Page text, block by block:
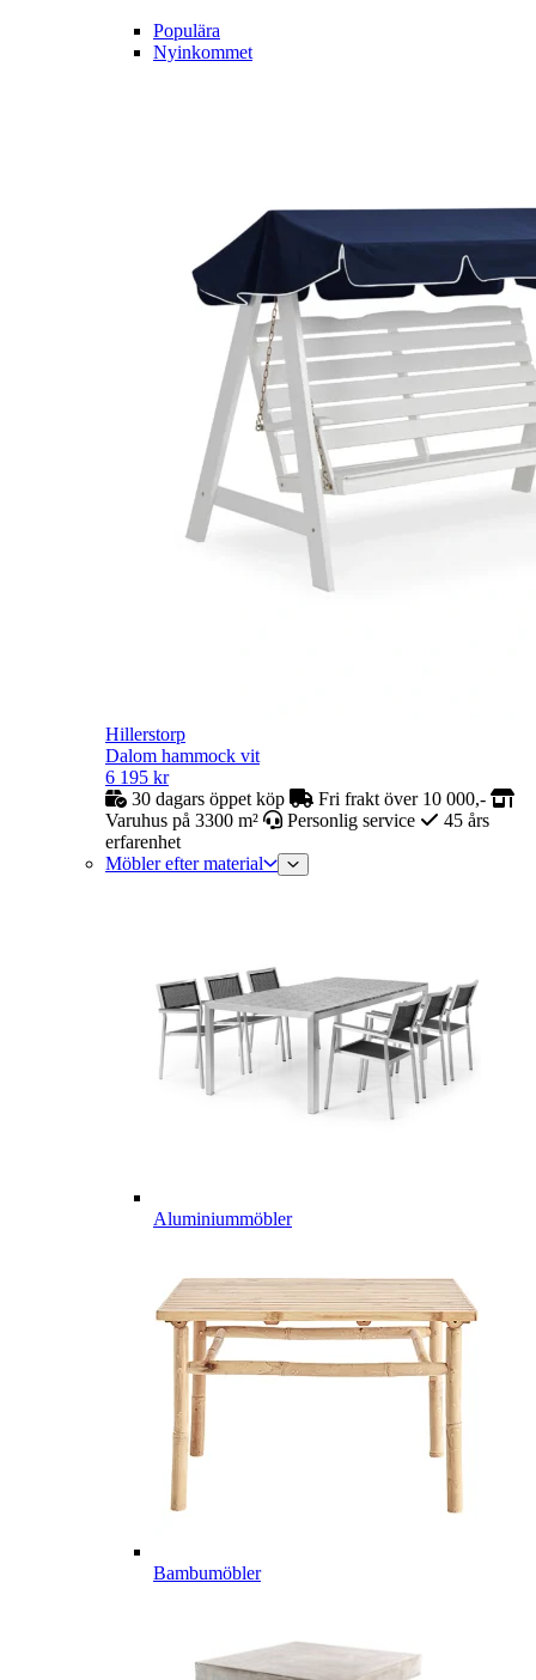
Populära
Nyinkommet
Hillerstorp
Dalom hammock vit
6 195 kr
30 dagars öppet köp
Fri frakt över 10 000,-
Varuhus på 3300 m²
Personlig service
45 års
erfarenhet
Möbler efter material
Aluminiummöbler
Bambumöbler